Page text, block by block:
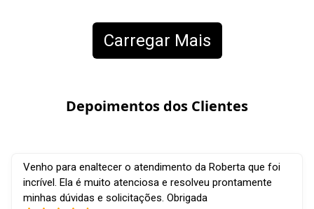
Carregar Mais
Depoimentos dos Clientes
Venho para enaltecer o atendimento da Roberta que foi
incrível. Ela é muito atenciosa e resolveu prontamente
minhas dúvidas e solicitações. Obrigada